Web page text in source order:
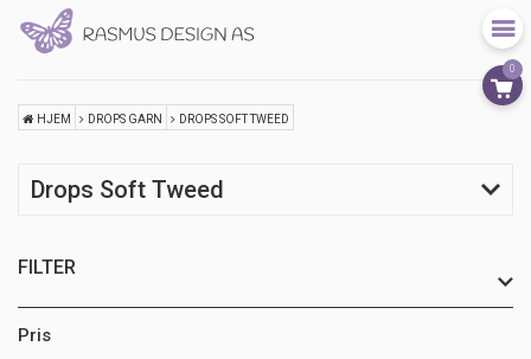
0
HJEM DROPS GARN DROPS SOFT TWEED
Drops Soft Tweed
FILTER
Pris